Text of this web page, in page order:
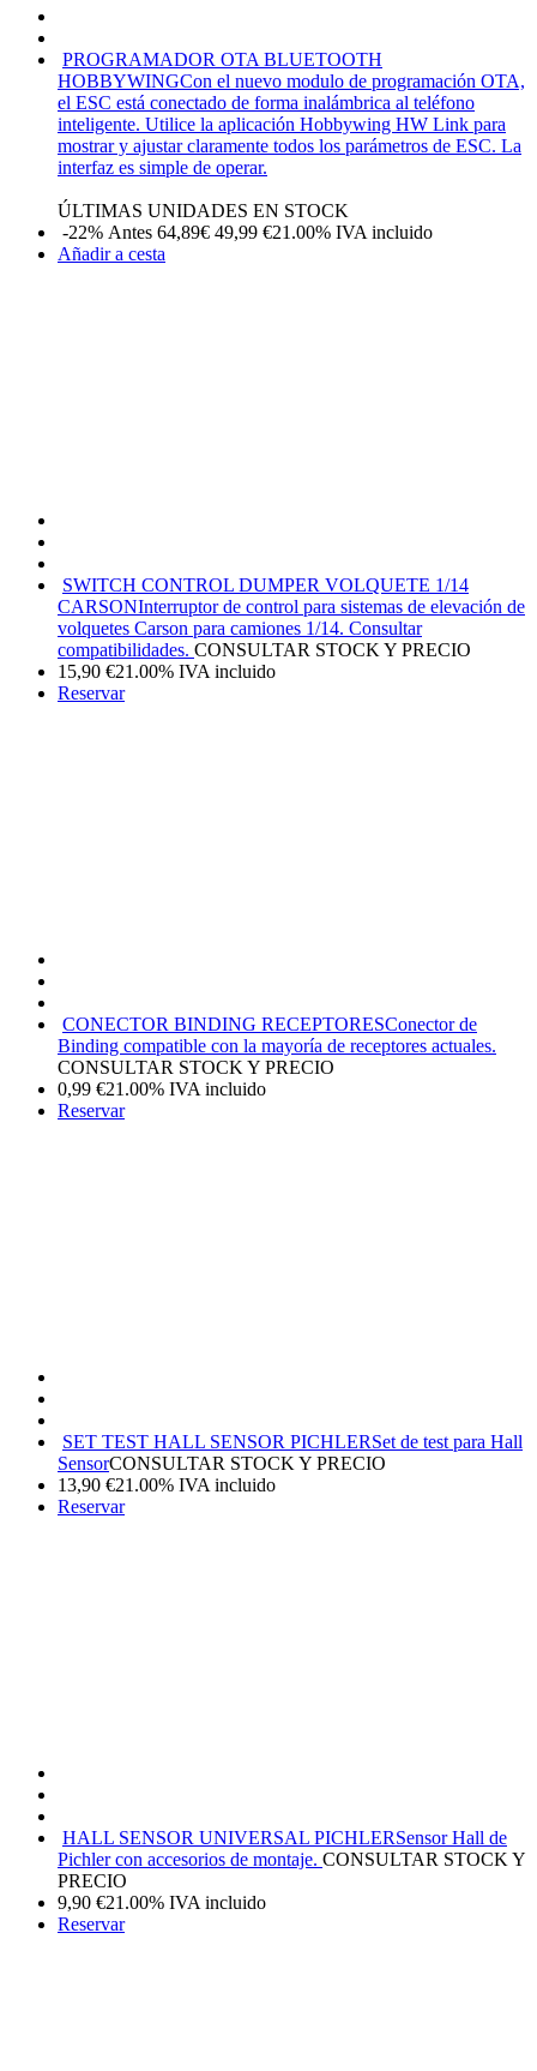
PROGRAMADOR OTA BLUETOOTH
HOBBYWINGCon el nuevo modulo de programación OTA,
el ESC está conectado de forma inalámbrica al teléfono
inteligente. Utilice la aplicación Hobbywing HW Link para
mostrar y ajustar claramente todos los parámetros de ESC. La
interfaz es simple de operar.
ÚLTIMAS UNIDADES EN STOCK
-22% Antes 64,89€ 49,99 €21.00% IVA incluido
Añadir a cesta
SWITCH CONTROL DUMPER VOLQUETE 1/14
CARSONInterruptor de control para sistemas de elevación de
volquetes Carson para camiones 1/14. Consultar
compatibilidades. CONSULTAR STOCK Y PRECIO
15,90 €21.00% IVA incluido
Reservar
CONECTOR BINDING RECEPTORESConector de
Binding compatible con la mayoría de receptores actuales.
CONSULTAR STOCK Y PRECIO
0,99 €21.00% IVA incluido
Reservar
SET TEST HALL SENSOR PICHLERSet de test para Hall
SensorCONSULTAR STOCK Y PRECIO
13,90 €21.00% IVA incluido
Reservar
HALL SENSOR UNIVERSAL PICHLERSensor Hall de
Pichler con accesorios de montaje. CONSULTAR STOCK Y
PRECIO
9,90 €21.00% IVA incluido
Reservar